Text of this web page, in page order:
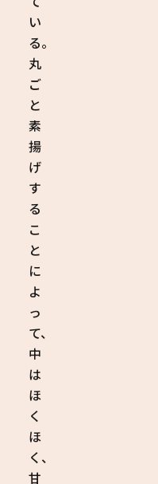
い
る。
丸
ご
と
素
揚
げ
す
る
こ
と
に
よ
っ
て、
中
は
ほ
く
ほ
く、
甘